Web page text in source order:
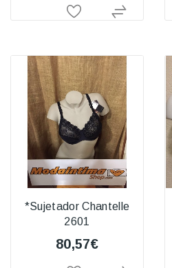
*Sujetador Chantelle
2601
80,57€